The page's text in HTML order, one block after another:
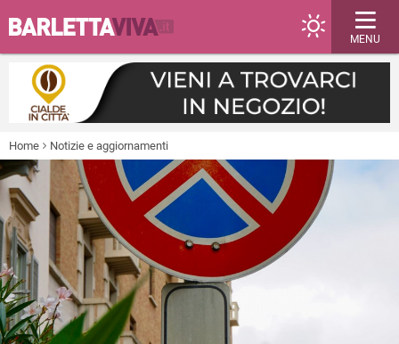
MENU
Home Notizie e aggiornamenti